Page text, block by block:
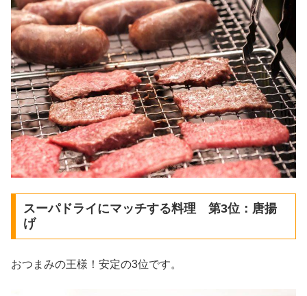
スーパドライにマッチする料理 第3位：唐揚
げ
おつまみの王様！安定の3位です。